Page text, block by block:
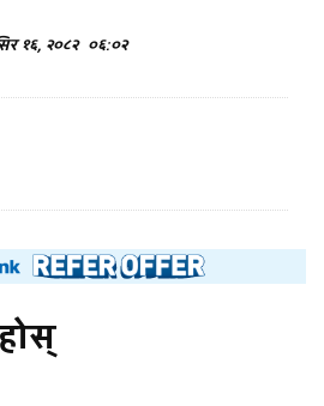
१६, २०८२ ०६:०२